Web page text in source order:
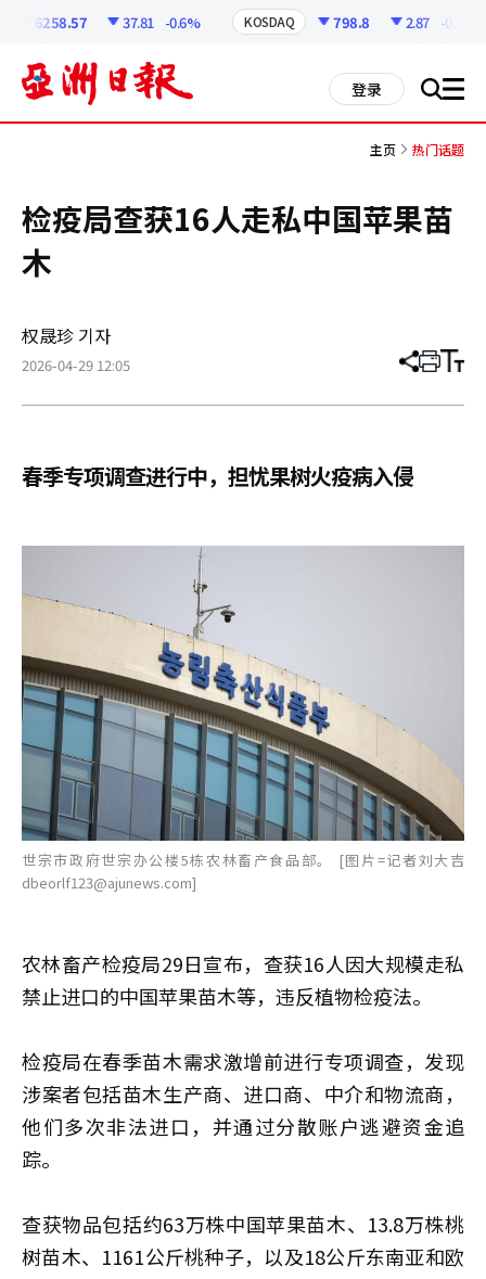
6258.57 37.81 -0.6% KOSDAQ 798.8 2.87 -0.36%
登录 搜 all
主页 热门话题
检疫局查获16人走私中国苹果苗
木
权晟珍 기자
2026-04-29 12:05 分
章
打 调
小
春季专项调查进行中，担忧果树火疫病入侵
世宗市政府世宗办公楼5栋农林畜产食品部。 [图片=记者刘大吉
dbeorlf123@ajunews.com]
农林畜产检疫局29日宣布，查获16人因大规模走私
禁止进口的中国苹果苗木等，违反植物检疫法。
检疫局在春季苗木需求激增前进行专项调查，发现
涉案者包括苗木生产商、进口商、中介和物流商，
他们多次非法进口，并通过分散账户逃避资金追
踪。
查获物品包括约63万株中国苹果苗木、13.8万株桃
树苗木、1161公斤桃种子，以及18公斤东南亚和欧